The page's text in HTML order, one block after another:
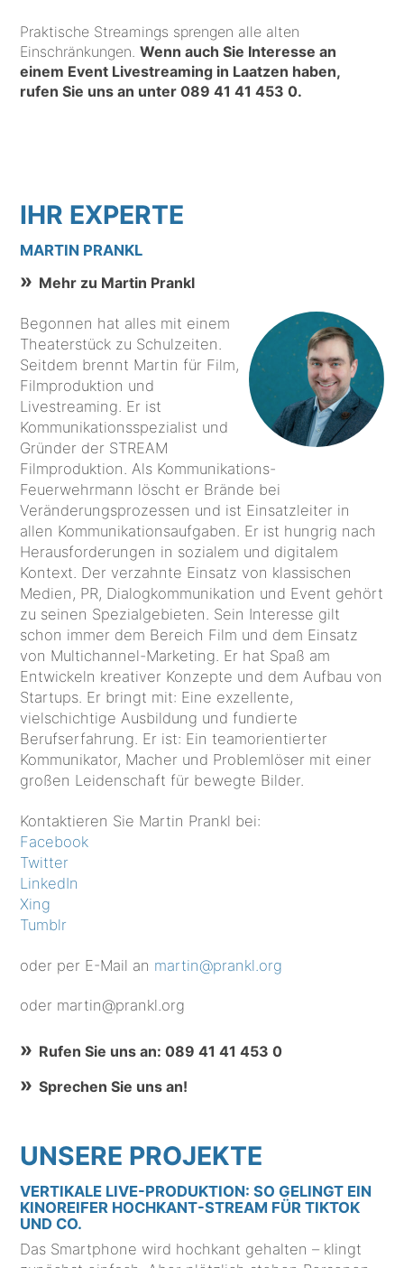
Praktische Streamings sprengen alle alten
Einschränkungen.Wenn auch Sie Interesse an
einem Event Livestreaming in Laatzen haben,
rufen Sie uns an unter089 41 41 453 0.
IHR EXPERTE
MARTIN PRANKL
Mehr zu Martin Prankl
Begonnen hat alles mit einem
Theaterstück zu Schulzeiten.
Seitdem brennt Martin für Film,
Filmproduktion und
Livestreaming. Er ist
Kommunikationsspezialist und
Gründer der STREAM
Filmproduktion. Als Kommunikations-
Feuerwehrmann löscht er Brände bei
Veränderungsprozessen und ist Einsatzleiter in
allen Kommunikationsaufgaben. Er ist hungrig nach
Herausforderungen in sozialem und digitalem
Kontext. Der verzahnte Einsatz von klassischen
Medien, PR, Dialogkommunikation und Event gehört
zu seinen Spezialgebieten. Sein Interesse gilt
schon immer dem Bereich Film und dem Einsatz
von Multichannel-Marketing. Er hat Spaß am
Entwickeln kreativer Konzepte und dem Aufbau von
Startups. Er bringt mit: Eine exzellente,
vielschichtige Ausbildung und fundierte
Berufserfahrung. Er ist: Ein teamorientierter
Kommunikator, Macher und Problemlöser mit einer
großen Leidenschaft für bewegte Bilder.
Kontaktieren Sie Martin Prankl bei:
Facebook
Twitter
LinkedIn
Xing
Tumblr
oder per E-Mail an martin@prankl.org
oder martin@prankl.org
Rufen Sie uns an: 089 41 41 453 0
Sprechen Sie uns an!
UNSERE PROJEKTE
VERTIKALE LIVE-PRODUKTION: SO GELINGT EIN
KINOREIFER HOCHKANT-STREAM FÜR TIKTOK
UND CO.
Das Smartphone wird hochkant gehalten – klingt